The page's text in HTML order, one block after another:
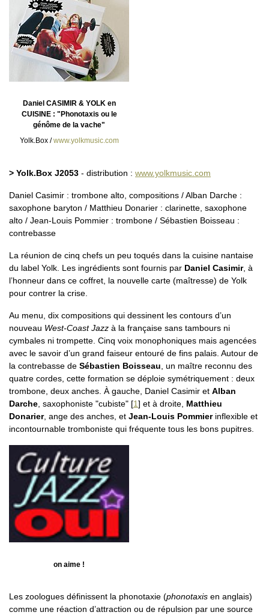
Daniel CASIMIR & YOLK en
CUISINE : "Phonotaxis ou le
génôme de la vache"
Yolk.Box /www.yolkmusic.com
> Yolk.Box J2053 - distribution : www.yolkmusic.com
Daniel Casimir : trombone alto, compositions / Alban Darche :
saxophone baryton / Matthieu Donarier : clarinette, saxophone
alto / Jean-Louis Pommier : trombone / Sébastien Boisseau :
contrebasse
La réunion de cinq chefs un peu toqués dans la cuisine nantaise
du label Yolk. Les ingrédients sont fournis par Daniel Casimir, à
l’honneur dans ce coffret, la nouvelle carte (maîtresse) de Yolk
pour contrer la crise.
Au menu, dix compositions qui dessinent les contours d’un
nouveau West-Coast Jazz à la française sans tambours ni
cymbales ni trompette. Cinq voix monophoniques mais agencées
avec le savoir d’un grand faiseur entouré de fins palais. Autour de
la contrebasse de Sébastien Boisseau , un maître reconnu des
quatre cordes, cette formation se déploie symétriquement : deux
trombone, deux anches. À gauche, Daniel Casimir et Alban
Darche , saxophoniste "cubiste" [1] et à droite, Matthieu
Donarier, ange des anches, et Jean-Louis Pommierinflexible et
incontournable tromboniste qui fréquente tous les bons pupitres.
on aime !
Les zoologues définissent la phonotaxie (phonotaxis en anglais)
comme une réaction d’attraction ou de répulsion par une source